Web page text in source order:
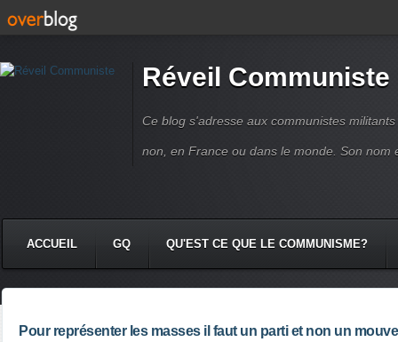
Réveil Communiste
Ce blog s'adresse aux communistes
non, en France ou dans le monde. Son nom
ACCUEIL GQ QU'EST CE QUE LE COMMUNISME?
Pour représenter les masses il faut un parti et non un